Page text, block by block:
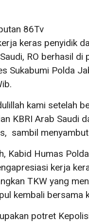
86Tv
keras penyidik
RO berhasil di
Sukabumi Polda
kami setelah
KBRI Arab Saudi
sambil
Kabid Humas
kerja
TKW yang
kembali bersama
potret